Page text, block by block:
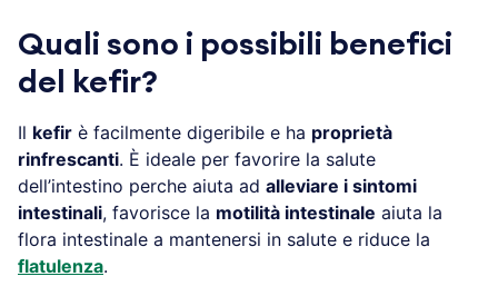
Quali sono i possibili benefici
del kefir?
Il kefir è facilmente digeribile e ha proprietà
rinfrescanti. È ideale per favorire la salute
dell’intestino perche aiuta ad alleviare i sintomi
intestinali, favorisce la motilità intestinale aiuta la
flora intestinale a mantenersi in salute e riduce la
flatulenza.